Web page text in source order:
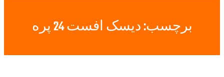
برچسب:دیسک افست 24 پره